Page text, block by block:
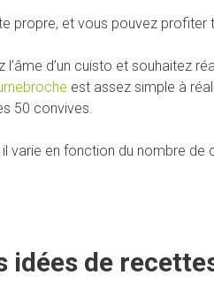
propre, et vous pouvez profiter
l’âme d’un cuisto et souhaitez
est assez simple à
50 convives.
il varie en fonction du nombre
idées de